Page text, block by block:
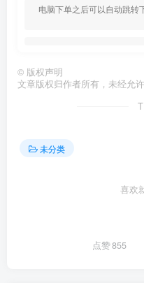
电脑下单之后可以自动跳转
© 版权声明
文章版权归作者所有，未经允许
未分类
喜欢
点赞855